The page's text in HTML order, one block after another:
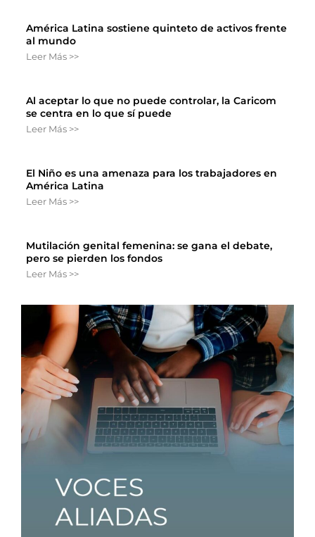
América Latina sostiene quinteto de activos frente
al mundo
Leer Más >>
Al aceptar lo que no puede controlar, la Caricom
se centra en lo que sí puede
Leer Más >>
El Niño es una amenaza para los trabajadores en
América Latina
Leer Más >>
Mutilación genital femenina: se gana el debate,
pero se pierden los fondos
Leer Más >>